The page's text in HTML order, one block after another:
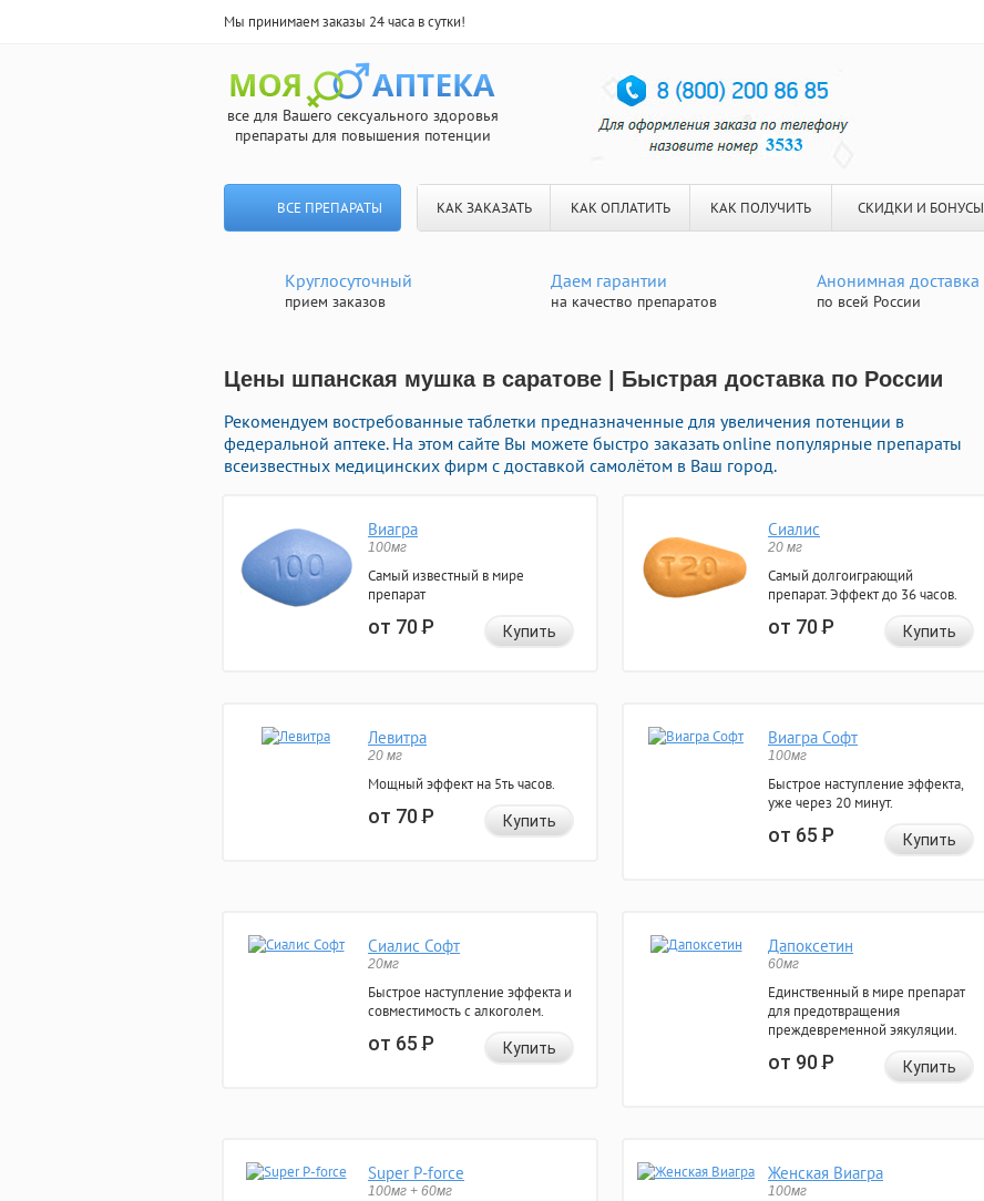
Мы принимаем заказы 24 часа в сутки!
все для Вашего сексуального здоровья
препараты для повышения потенции
ВСЕ ПРЕПАРАТЫ КАК ЗАКАЗАТЬ КАК ОПЛАТИТЬ КАК ПОЛУЧИТЬ СКИДКИ И БОНУСЫ
Круглосуточный
прием заказов
Даем гарантии
на качество препаратов
Анонимная доставка
по всей России
Цены шпанская мушка в саратове | Быстрая доставка по России
Рекомендуем востребованные таблетки предназначенные для увеличения потенции в
федеральной аптеке. На этом сайте Вы можете быстро заказать online популярные препараты
всеизвестных медицинских фирм с доставкой самолётом в Ваш город.
Виагра
100мг
Самый известный в мире
препарат
от 70Р Купить
Сиалис
20 мг
Самый долгоиграющий
препарат. Эффект до 36 часов.
от 70Р Купить
Левитра
20 мг
Мощный эффект на 5ть часов.
от 70Р Купить
Виагра Софт
100мг
Быстрое наступление эффекта,
уже через 20 минут.
от 65Р Купить
Сиалис Софт
20мг
Быстрое наступление эффекта и
совместимость с алкоголем.
от 65Р Купить
Дапоксетин
60мг
Единственный в мире препарат
для предотвращения
преждевременной эякуляции.
от 90Р Купить
Super P-force
100мг + 60мг
Женская Виагра
100мг